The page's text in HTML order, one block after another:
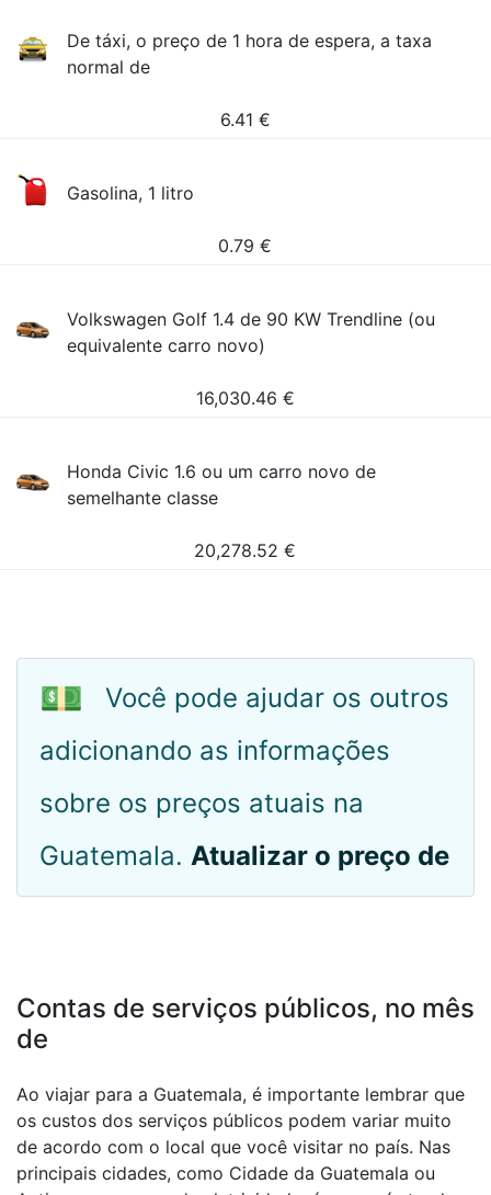
De táxi, o preço de 1 hora de espera, a taxa
normal de
6.41 €
Gasolina, 1 litro
0.79 €
Volkswagen Golf 1.4 de 90 KW Trendline (ou
equivalente carro novo)
16,030.46 €
Honda Civic 1.6 ou um carro novo de
semelhante classe
20,278.52 €
💵
Você pode ajudar os outros
adicionando as informações
sobre os preços atuais na
Guatemala. Atualizar o preço de
Contas de serviços públicos, no mês
de
Ao viajar para a Guatemala, é importante lembrar que
os custos dos serviços públicos podem variar muito
de acordo com o local que você visitar no país. Nas
principais cidades, como Cidade da Guatemala ou